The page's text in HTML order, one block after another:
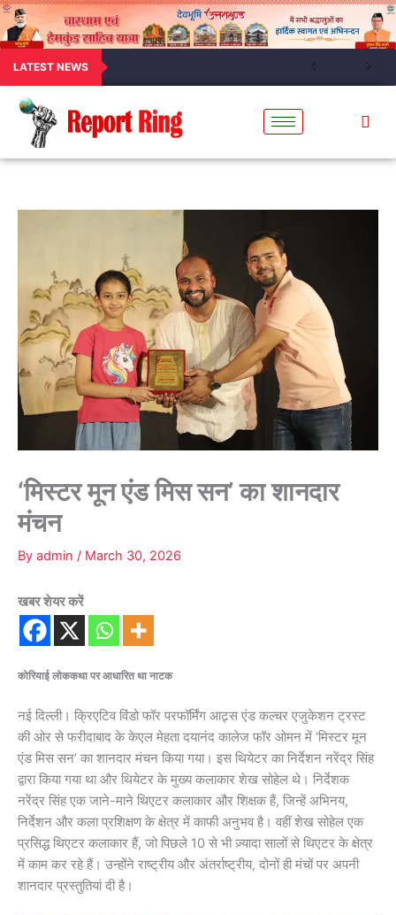
LATEST NEWS
‘मिस्टर मून एंड मिस सन’ का शानदार
मंचन
By admin / March 30, 2026
खबर शेयर करें
कोरियाई लोककथा पर आधारित था नाटक
नई दिल्ली। क्रिएटिव विंडो फॉर परफॉर्मिंग आट्र्स एंड कल्चर एजुकेशन ट्रस्ट
की ओर से फरीदाबाद के केएल मेहता दयानंद कालेज फॉर ओमन में ‘मिस्टर मून
एंड मिस सन’ का शानदार मंचन किया गया। इस थियेटर का निर्देशन नरेंद्र सिंह
द्वारा किया गया था और थियेटर के मुख्य कलाकार शेख सोहेल थे। निर्देशक
नरेंद्र सिंह एक जाने-माने थिएटर कलाकार और शिक्षक हैं, जिन्हें अभिनय,
निर्देशन और कला प्रशिक्षण के क्षेत्र में काफी अनुभव है। वहीं शेख सोहेल एक
प्रसिद्ध थिएटर कलाकार हैं, जो पिछले 10 से भी ज़्यादा सालों से थिएटर के क्षेत्र
में काम कर रहे हैं। उन्होंने राष्ट्रीय और अंतर्राष्ट्रीय, दोनों ही मंचों पर अपनी
शानदार प्रस्तुतियां दी है।